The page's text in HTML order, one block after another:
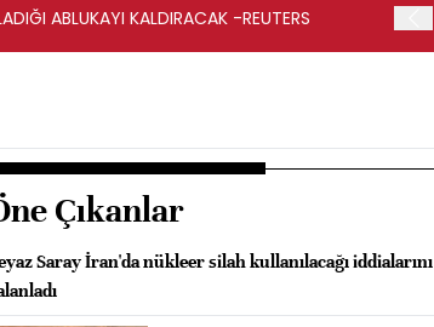
ABLUKAYI KALDIRACAK -REUTERS
Çıkanlar
Saray İran'da nükleer silah kullanılacağı iddialarını